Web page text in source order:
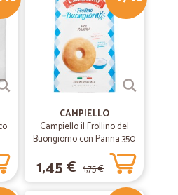
miglioramenti.
Auspicabile un maggiore
utili delle recensioni da parte
27/10/2019
A.
velocità di consegna.
CAMPIELLO
Campiello il Frollino del
Buongiorno con Panna 350
1,45 € 1,75 €